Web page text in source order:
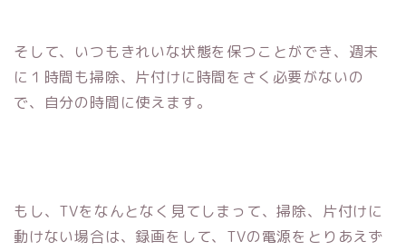
そして、いつもきれいな状態を保つことができ、週末
に１時間も掃除、片付けに時間をさく必要がないの
で、自分の時間に使えます。
もし、TVをなんとなく見てしまって、掃除、片付けに
動けない場合は、録画をして、TVの電源をとりあえず